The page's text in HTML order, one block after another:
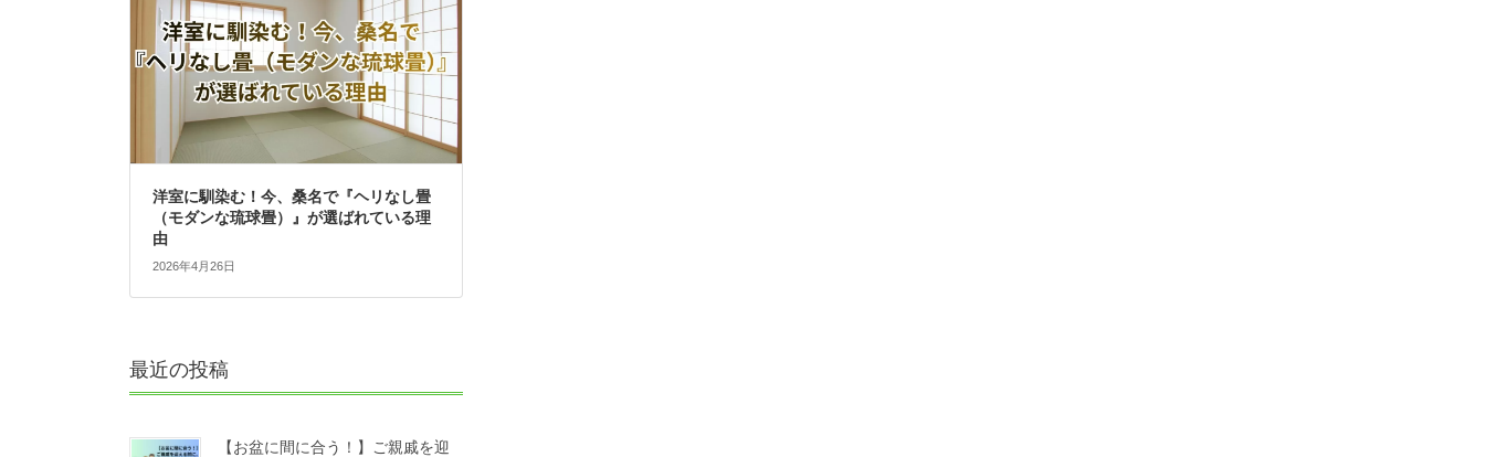
洋室に馴染む！今、桑名で『ヘリなし畳
（モダンな琉球畳）』が選ばれている理
由
2026年4月26日
最近の投稿
【お盆に間に合う！】ご親戚を迎